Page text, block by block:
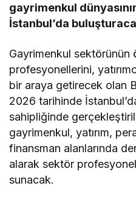
gayrimenkul
İstanbul’da
Gayrimenkul sektörünün
profesyonellerini,
bir araya getirecek olan
2026 tarihinde
sahipliğinde
gayrimenkul, yatırım,
finansman alanlarında
alarak sektör
sunacak.